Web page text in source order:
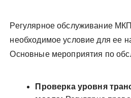
Регулярное обслуживание
необходимое условие для ее
Основные мероприятия по
Проверка уровня